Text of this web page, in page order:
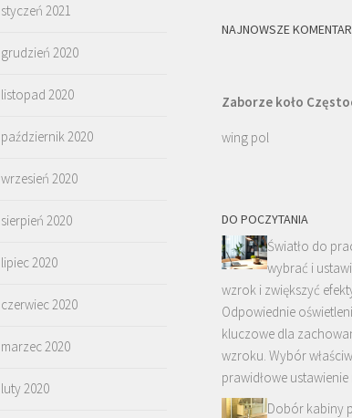
NAJNOWSZE
Zaborze koło
wing pol
DO POCZYTANIA
Światło do
wybrać i
wzrok i zwiększyć
Odpowiednie
kluczowe dla
wzroku. Wybór
prawidłowe
Dobór kabiny
styczeń 2021
grudzień 2020
listopad 2020
październik 2020
wrzesień 2020
sierpień 2020
lipiec 2020
czerwiec 2020
marzec 2020
luty 2020